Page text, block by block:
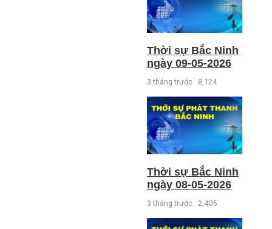
Thời sự Bắc Ninh
ngày 09-05-2026
3 tháng trước 8,124
Thời sự Bắc Ninh
ngày 08-05-2026
3 tháng trước 2,405